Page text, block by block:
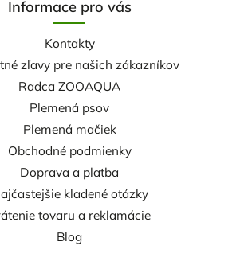
Informace pro vás
Kontakty
zľavy pre našich zákazníkov
Radca ZOOAQUA
Plemená psov
Plemená mačiek
Obchodné podmienky
Doprava a platba
kladené otázky
tovaru a reklamácie
Blog